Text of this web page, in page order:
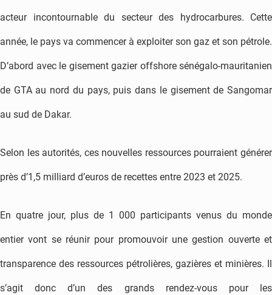
acteur incontournable du secteur des hydrocarbures. Cette
année, le pays va commencer à exploiter son gaz et son pétrole.
D’abord avec le gisement gazier offshore sénégalo-mauritanien
de GTA au nord du pays, puis dans le gisement de Sangomar
au sud de Dakar.
Selon les autorités, ces nouvelles ressources pourraient générer
près d’1,5 milliard d’euros de recettes entre 2023 et 2025.
En quatre jour, plus de 1 000 participants venus du monde
entier vont se réunir pour promouvoir une gestion ouverte et
transparence des ressources pétrolières, gazières et minières. Il
s’agit donc d’un des grands rendez-vous pour les